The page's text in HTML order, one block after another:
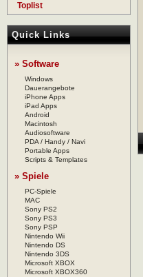
Toplist
Quick Links
» Software
Windows
Dauerangebote
iPhone Apps
iPad Apps
Android
Macintosh
Audiosoftware
PDA / Handy / Navi
Portable Apps
Scripts & Templates
» Spiele
PC-Spiele
MAC
Sony PS2
Sony PS3
Sony PSP
Nintendo Wii
Nintendo DS
Nintendo 3DS
Microsoft XBOX
Microsoft XBOX360